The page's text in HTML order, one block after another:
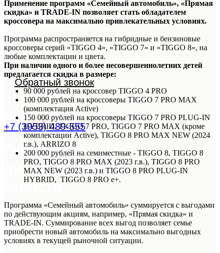
Кредит
Сервисный центр
Контакты
Обратный звонок
Братск, Коммунальная ул., 11Б
+7 (3953) 489-555
Официальный
дилер CHERY в
Братске
Применение программ «Семейный автомобиль», «Прямая
скидка» и TRADE-IN позволяет стать обладателем
кроссовера на максимально привлекательных условиях.
Программа распространяется на гибридные и бензиновые
кроссоверы серий «TIGGO 4», «TIGGO 7» и «TIGGO 8», на
любые комплектации и цвета.
При наличии одного и более несовершеннолетних детей
предлагается скидка в размере:
90 000 рублей на кроссовер TIGGO 4 PRO
100 000 рублей на кроссоверы TIGGO 7 PRO MAX
(комплектация Active)
150 000 рублей на кроссоверы TIGGO 7 PRO PLUG-IN
HYBRID, TIGGO 7 PRO, TIGGO 7 PRO MAX (кроме
комплектации Active), TIGGO 8 PRO MAX NEW (2024
г.в.), ARRIZO 8
200 000 рублей на семиместные - TIGGO 8, TIGGO 8
PRO, TIGGO 8 PRO MAX (2023 г.в.), TIGGO 8 PRO
MAX NEW (2023 г.в.) и TIGGO 8 PRO PLUG-IN
HYBRID, TIGGO 8 PRO e+.
Программа «Семейный автомобиль» суммируется с выгодами
по действующим акциям, например, «Прямая скидка» и
TRADE-IN. Суммирование всех выгод позволяет семье
приобрести новый автомобиль на максимально выгодных
условиях в текущей рыночной ситуации.